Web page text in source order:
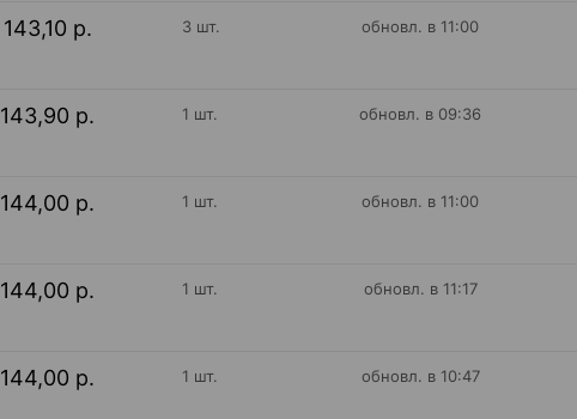
143,10 р. 3 шт. обновл. в 11:00
143,90 р. 1 шт. обновл. в 09:36
144,00 р. 1 шт. обновл. в 11:00
144,00 р. 1 шт. обновл. в 11:17
144,00 р. 1 шт. обновл. в 10:47